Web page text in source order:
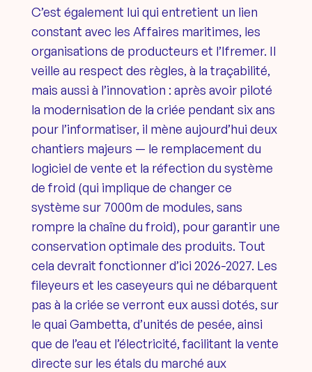
C’est également lui qui entretient un lien
constant avec les Affaires maritimes, les
organisations de producteurs et l’Ifremer. Il
veille au respect des règles, à la traçabilité,
mais aussi à l’innovation : après avoir piloté
la modernisation de la criée pendant six ans
pour l’informatiser, il mène aujourd’hui deux
chantiers majeurs — le remplacement du
logiciel de vente et la réfection du système
de froid (qui implique de changer ce
système sur 7000m de modules, sans
rompre la chaîne du froid), pour garantir une
conservation optimale des produits. Tout
cela devrait fonctionner d’ici 2026-2027. Les
fileyeurs et les caseyeurs qui ne débarquent
pas à la criée se verront eux aussi dotés, sur
le quai Gambetta, d’unités de pesée, ainsi
que de l’eau et l’électricité, facilitant la vente
directe sur les étals du marché aux